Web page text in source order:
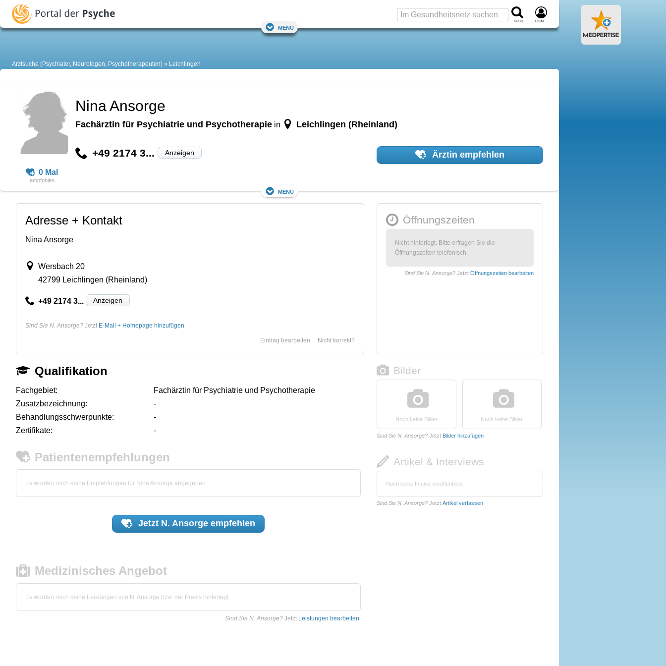
Suche Login
Menü
Arztsuche (Psychiater, Neurologen, Psychotherapeuten) Leichlingen
0 Mal
Nina Ansorge
Fachärztin für Psychiatrie und Psychotherapie in Leichlingen (Rheinland)
+49 2174 3... Anzeigen Ärztin empfehlen
Menü
Adresse + Kontakt
Nina Ansorge
Wersbach 20
42799 Leichlingen (Rheinland)
+49 2174 3... Anzeigen
Sind Sie N. Ansorge? Jetzt E-Mail + Homepage hinzufügen
Nicht korrekt?
Eintrag bearbeiten
Öffnungszeiten
Nicht hinterlegt. Bitte erfragen Sie die
Öffnungszeiten telefonisch.
Sind Sie N. Ansorge? Jetzt Öffnungszeiten bearbeiten
Qualifikation
Fachgebiet:
Fachärztin für Psychiatrie und Psychotherapie
Zusatzbezeichnung:
-
Behandlungsschwerpunkte:
-
Zertifikate:
-
Patientenempfehlungen
Es wurden noch keine Empfehlungen für Nina Ansorge abgegeben.
Jetzt N. Ansorgeempfehlen
Medizinisches Angebot
Es wurden noch keine Leistungen von N. Ansorge bzw. der Praxis hinterlegt.
Sind Sie N. Ansorge? Jetzt Leistungen bearbeiten.
Bilder
Noch keine Bilder Noch keine Bilder
Sind Sie N. Ansorge? Jetzt Bilder hinzufügen
Artikel & Interviews
Noch keine Inhalte veröffentlicht
Sind Sie N. Ansorge? Jetzt Artikel verfassen